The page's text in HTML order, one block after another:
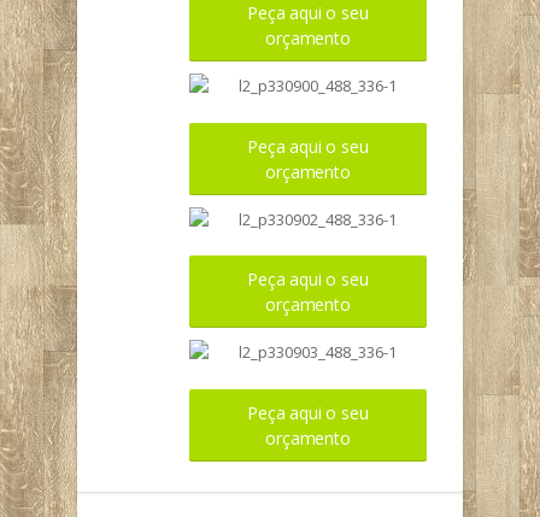
Peça aqui o seu
orçamento
Peça aqui o seu
orçamento
Peça aqui o seu
orçamento
Peça aqui o seu
orçamento